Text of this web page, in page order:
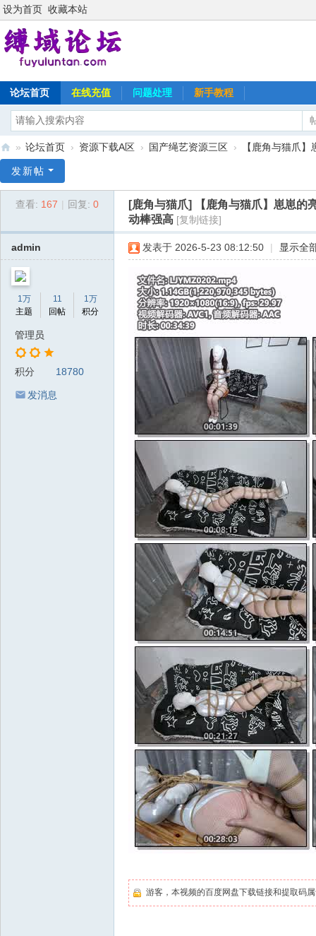
设为首页 收藏本站
论坛首页 在线充值 问题处理 新手教程
域
坛
» 论坛首页 › 资源下载A区 › 国产绳艺资源三区 › 【鹿角与猫爪
发新帖
查看: 167 回复: 0 [鹿角与猫爪]
【鹿角与猫爪】崽崽
动棒强高 [复制链接]
admin
1万
主题
11
回帖
1万
积分
管理员
积分 18780
发消息
发表于 2026-5-23 08:12:50 显示全
游客，本视频的百度网盘下载链接和提取码